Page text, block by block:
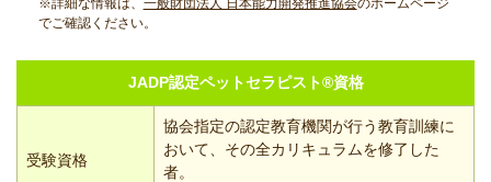
でご確認ください。
JADP認定ペットセラピスト®資格
受験資格
協会指定の認定教育機関が行う教育訓練に
おいて、その全カリキュラムを修了した
者。